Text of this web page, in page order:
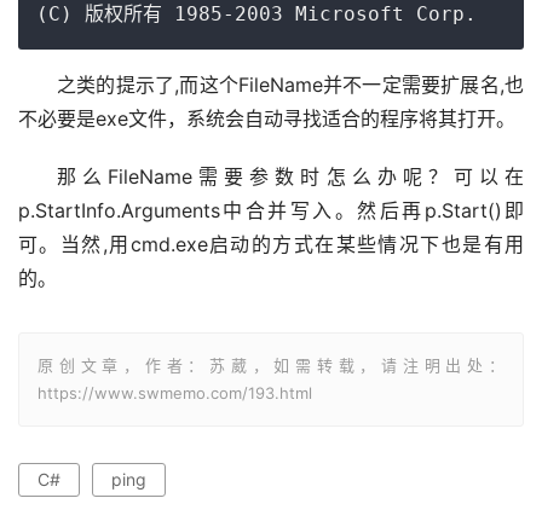
(C) 版权所有 1985-2003 Microsoft Corp.
之类的提示了,而这个FileName并不一定需要扩展名,也
不必要是exe文件，系统会自动寻找适合的程序将其打开。
那么FileName需要参数时怎么办呢？可以在
p.StartInfo.Arguments中合并写入。然后再p.Start()即
可。当然,用cmd.exe启动的方式在某些情况下也是有用
的。
原创文章，作者：苏葳，如需转载，请注明出处：
https://www.swmemo.com/193.html
C# ping